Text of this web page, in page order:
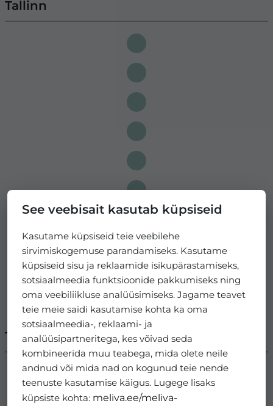
See veebisait kasutab küpsiseid
Kasutame küpsiseid teie veebilehe
sirvimiskogemuse parandamiseks. Kasutame
küpsiseid sisu ja reklaamide isikupärastamiseks,
sotsiaalmeedia funktsioonide pakkumiseks ning
oma veebiliikluse analüüsimiseks. Jagame teavet
teie meie saidi kasutamise kohta ka oma
sotsiaalmeedia-, reklaami- ja
analüüsipartneritega, kes võivad seda
kombineerida muu teabega, mida olete neile
andnud või mida nad on kogunud teie nende
teenuste kasutamise käigus. Lugege lisaks
küpsiste kohta: meliva.ee/meliva-
Tallinn
Tartu